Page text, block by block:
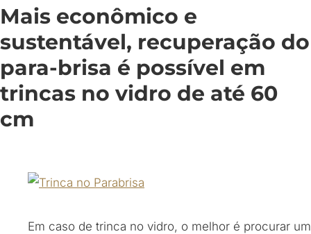
Mais econômico e
sustentável, recuperação do
para-brisa é possível em
trincas no vidro de até 60
cm
Em caso de trinca no vidro, o melhor é procurar